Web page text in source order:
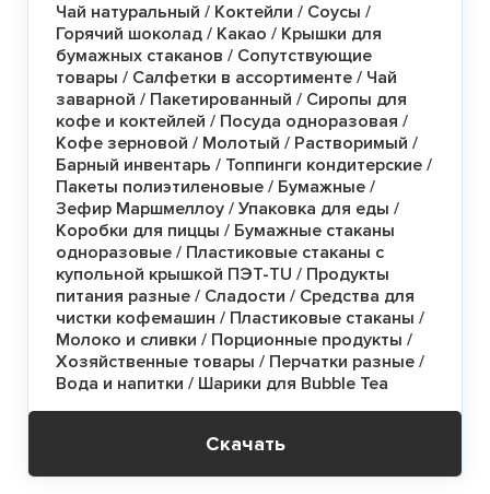
Чай натуральный / Коктейли / Соусы /
Горячий шоколад / Какао / Крышки для
бумажных стаканов / Сопутствующие
товары / Салфетки в ассортименте / Чай
заварной / Пакетированный / Сиропы для
кофе и коктейлей / Посуда одноразовая /
Кофе зерновой / Молотый / Растворимый /
Барный инвентарь / Топпинги кондитерские /
Пакеты полиэтиленовые / Бумажные /
Зефир Маршмеллоу / Упаковка для еды /
Коробки для пиццы / Бумажные стаканы
одноразовые / Пластиковые стаканы с
купольной крышкой ПЭТ-TU / Продукты
питания разные / Сладости / Средства для
чистки кофемашин / Пластиковые стаканы /
Молоко и сливки / Порционные продукты /
Хозяйственные товары / Перчатки разные /
Вода и напитки / Шарики для Bubble Tea
Скачать